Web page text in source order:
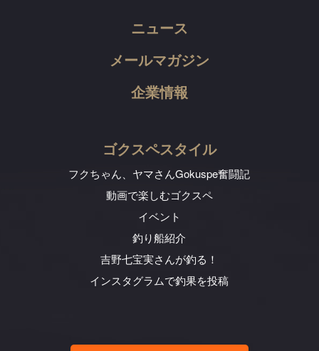
ニュース
メールマガジン
企業情報
ゴクスペスタイル
フクちゃん、ヤマさんGokuspe奮闘記
動画で楽しむゴクスペ
イベント
釣り船紹介
吉野七宝実さんが釣る！
インスタグラムで釣果を投稿